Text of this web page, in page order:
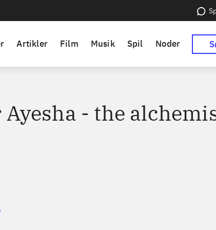
Artikler Film Musik Spil Noder
- the